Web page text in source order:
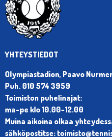
YHTEYSTIEDOT
Olympiastadion, Paavo
Puh. 010 574 3959
Toimiston puhelinajat:
ma-pe klo 10.00-12.00
Muina aikoina olkaa
sähköpostitse: